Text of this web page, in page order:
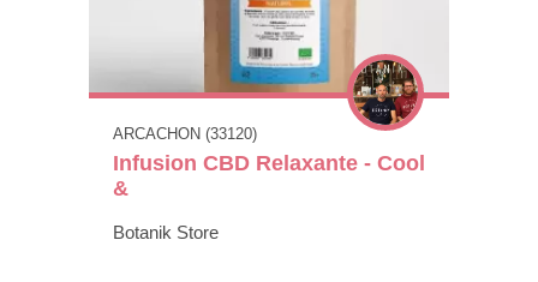
ARCACHON (33120)
Infusion CBD Relaxante - Cool
&
Botanik Store